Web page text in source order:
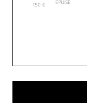
150 € EPUISE